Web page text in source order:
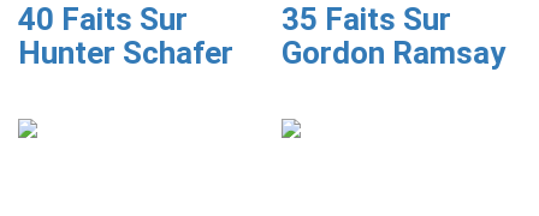
40 Faits Sur
Hunter Schafer
35 Faits Sur
Gordon Ramsay